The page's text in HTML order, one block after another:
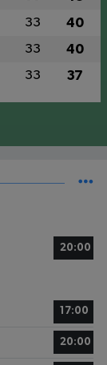
33 40
33 40
33 37
20:00
17:00
20:00